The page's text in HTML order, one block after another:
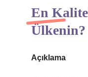
En
Ülkenin?
Açıklama